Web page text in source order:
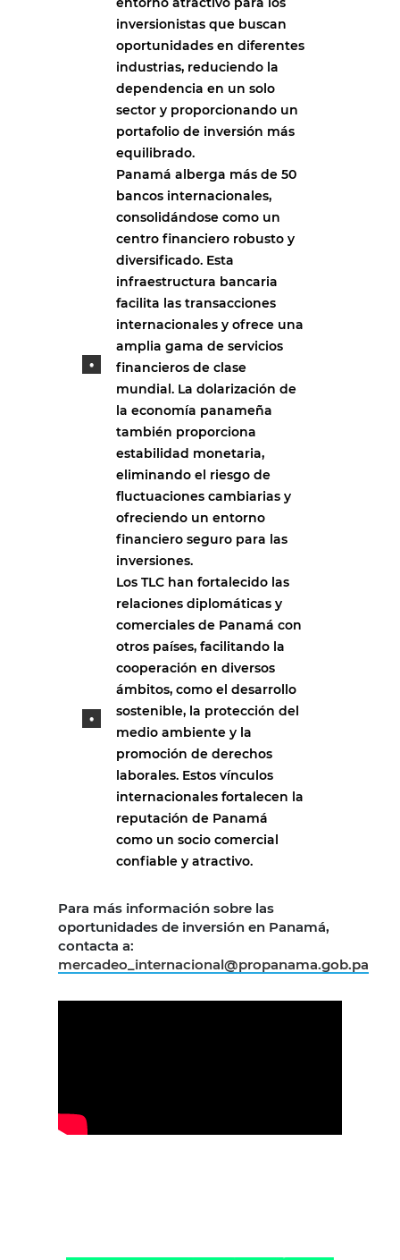
inversionistas que buscan
oportunidades en diferentes
industrias, reduciendo la
dependencia en un solo
sector y proporcionando un
portafolio de inversión más
equilibrado.
Panamá alberga más de 50
bancos internacionales,
consolidándose como un
centro financiero robusto y
diversificado. Esta
infraestructura bancaria
facilita las transacciones
internacionales y ofrece una
amplia gama de servicios
financieros de clase
mundial. La dolarización de
la economía panameña
también proporciona
estabilidad monetaria,
eliminando el riesgo de
fluctuaciones cambiarias y
ofreciendo un entorno
financiero seguro para las
inversiones.
Los TLC han fortalecido las
relaciones diplomáticas y
comerciales de Panamá con
otros países, facilitando la
cooperación en diversos
ámbitos, como el desarrollo
sostenible, la protección del
medio ambiente y la
promoción de derechos
laborales. Estos vínculos
internacionales fortalecen la
reputación de Panamá
como un socio comercial
confiable y atractivo.
Para más información sobre las
oportunidades de inversión en Panamá,
contacta a:
mercadeo_internacional@propanama.gob.pa